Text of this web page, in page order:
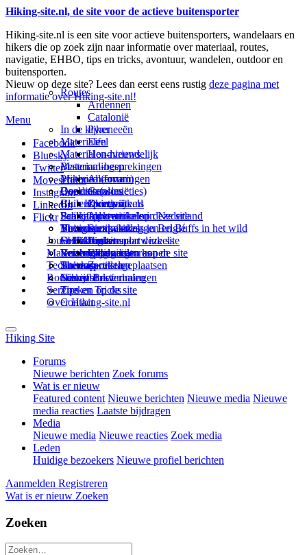
Hiking-site.nl, de site voor de actieve buitensporter
Hiking-site.nl is een site voor actieve buitensporters, wandelaars en
hikers die op zoek zijn naar informatie over materiaal, routes,
navigatie, EHBO, tips en tricks, avontuur, wandelen, outdoor en
buitensporten.
Nieuw op deze site? Lees dan eerst eens rustig deze pagina met
informatie over Hiking-site.nl!
Menu
Facebook
Bluesky
Twitter
Movescount
Instagram
LinkedIn
Flickr
Jouw Hiking-site.nl
Prikbord (forum)
Goodies (winacties)
Club Hiking-site.nl
Schrijfblok-artikelen
Virtuele exposities
Fotoalbums
Materialen: kiezen en kopen
In de kijker
Materialen
Materialen-nieuws
Materiaal-besprekingen
Materiaal-ervaringen
Boekrecensies
Buitensportwinkels
Buitensportwinkels in Nederland
Buitensportwinkels in Belgié
Online buitensportwinkels
Reisboekhandels
Technieken
Navigatie
EHBO
Verzorging
Thema-artikelen
Routes en Bestemmingen
Routes
Ardennen
Catalonië
Pyreneeën
Eifel
Hondvriendelijk
Bestemmingen
Andorra
Catalonië
Zweden
Paalkamperen
Thema-artikelen
Andorra
Catalonië
Zweden
Schrijfblokverhalen
Service
Buitensportvacatures
Buitensportstageplaatsen
Links
Tips en Tricks
Over Hiking-site.nl
Deze site
Over mij
Adverteren op deze site
Summit-vlaggen en Buffs in het wild
Linken naar deze site
Wijzigingen aan de site
Sitemap
Nieuwsbrief
Zoeken op de site
Contact
Hiking Site
Forums
Nieuwe berichten Zoek forums
Wat is er nieuw
Featured content Nieuwe berichten Nieuwe media Nieuwe
media reacties Laatste bijdragen
Media
Nieuwe media Nieuwe reacties Zoek media
Leden
Huidige bezoekers Nieuwe profiel berichten
Aanmelden Registreren
Wat is er nieuw Zoeken
Zoeken